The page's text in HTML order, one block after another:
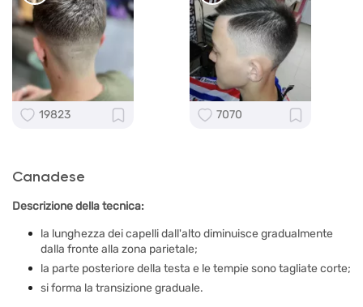
19823 7070
Canadese
Descrizione della tecnica:
la lunghezza dei capelli dall'alto diminuisce gradualmente
dalla fronte alla zona parietale;
la parte posteriore della testa e le tempie sono tagliate corte;
si forma la transizione graduale.